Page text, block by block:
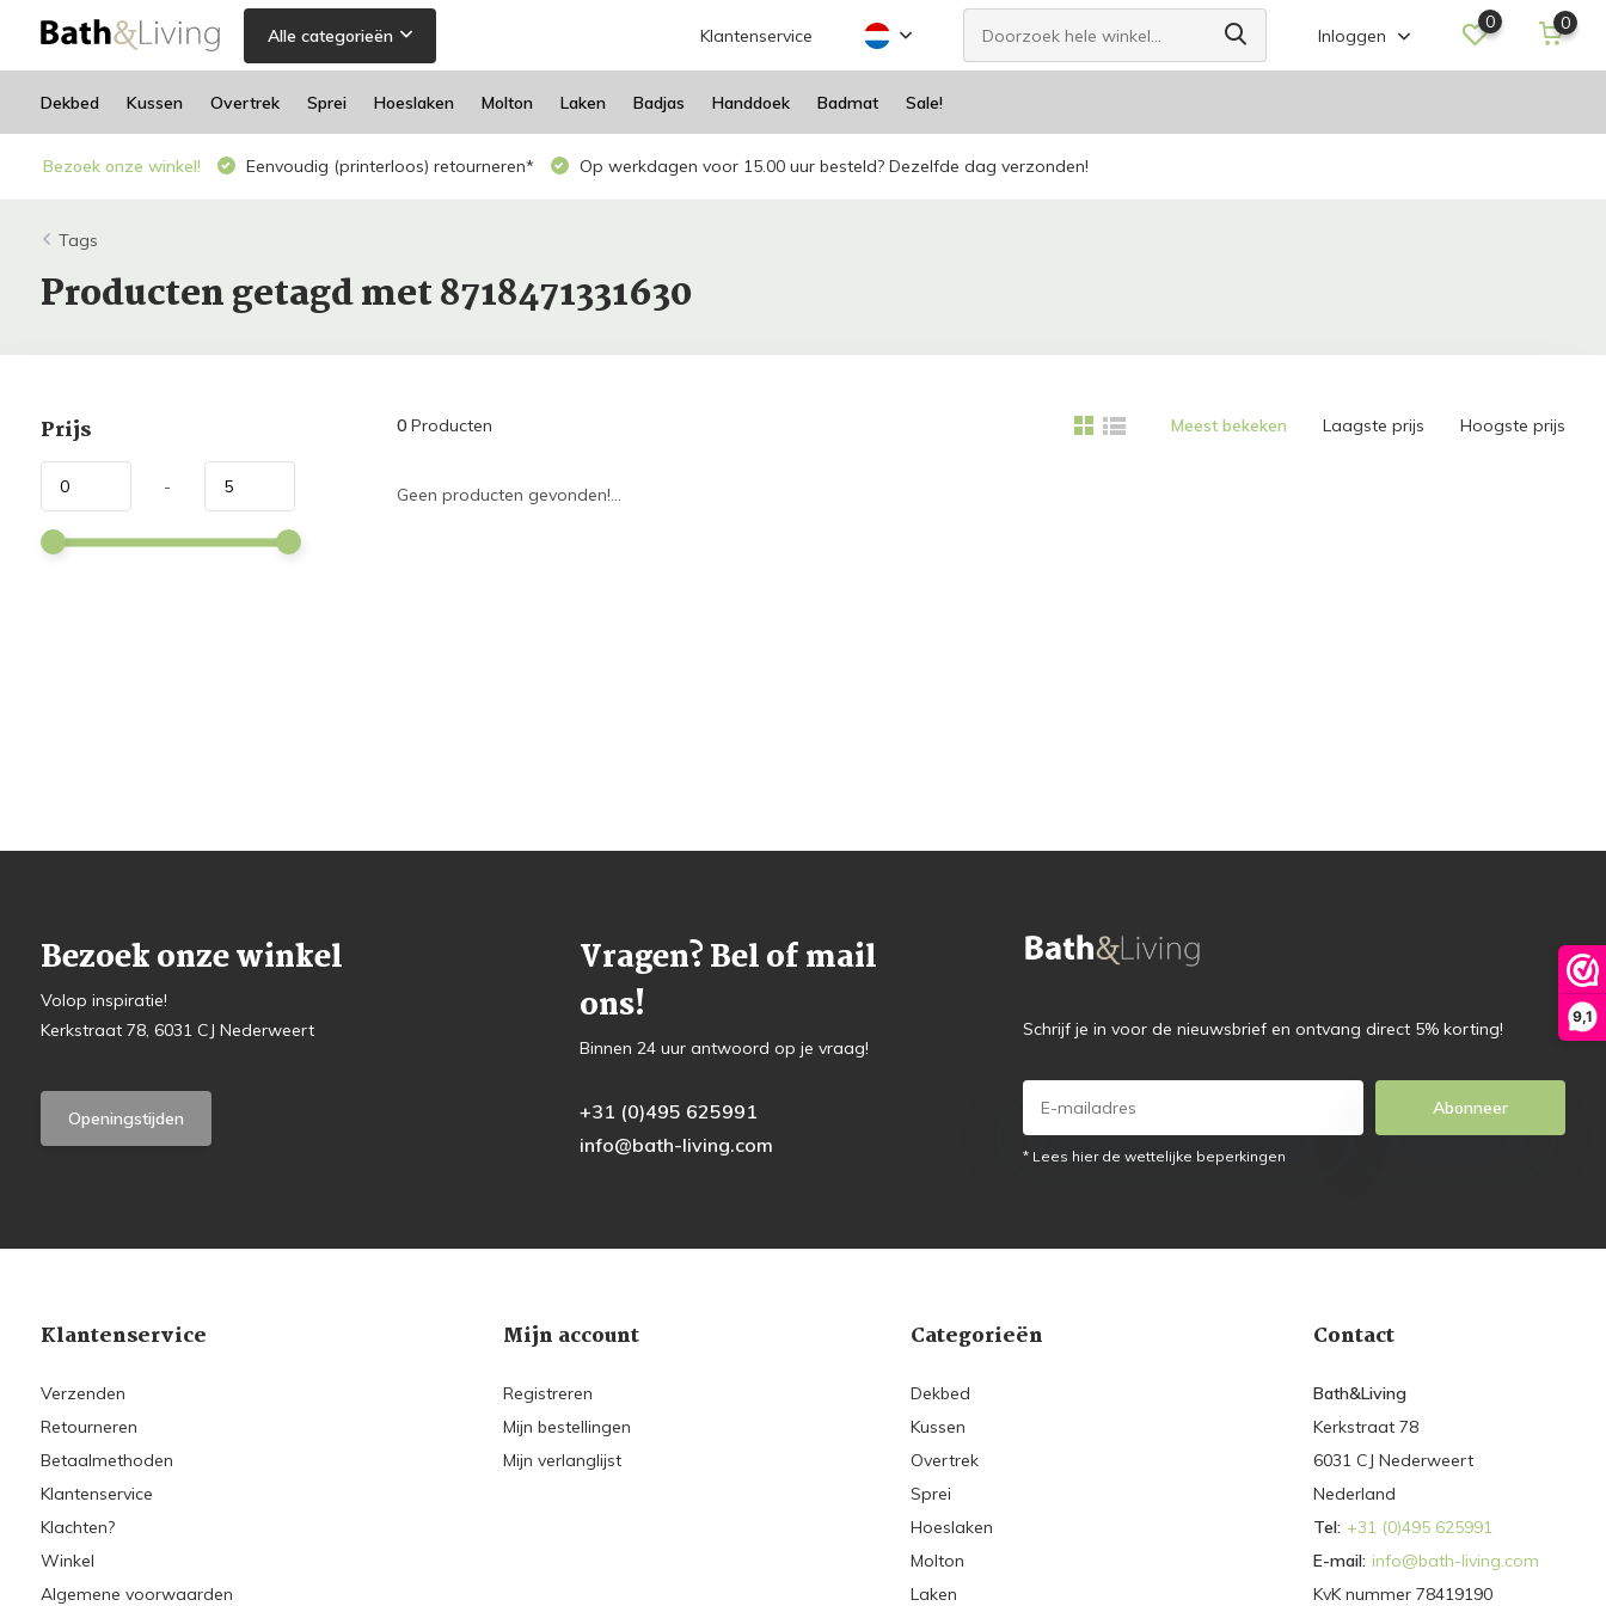
9,1
Alle categorieën Klantenservice Inloggen
0 0
Dekbed Kussen Overtrek Sprei Hoeslaken Molton Laken Badjas Handdoek Badmat Sale!
Bezoek onze winkel! Eenvoudig (printerloos) retourneren* Op werkdagen voor 15.00 uur besteld? Dezelfde dag verzonden!
Tags
Producten getagd met 8718471331630
Prijs
-
0Producten Meest bekeken Laagste prijs Hoogste prijs
Geen producten gevonden!...
Bezoek onze winkel
Volop inspiratie!
Kerkstraat 78, 6031 CJ Nederweert
Openingstijden
Vragen? Bel of mail
ons!
Binnen 24 uur antwoord op je vraag!
+31 (0)495 625991
info@bath-living.com
Schrijf je in voor de nieuwsbrief en ontvang direct 5% korting!
Abonneer
* Lees hier de wettelijke beperkingen
Klantenservice
Verzenden
Retourneren
Betaalmethoden
Klantenservice
Klachten?
Winkel
Algemene voorwaarden
Mijn account
Registreren
Mijn bestellingen
Mijn verlanglijst
Categorieën
Dekbed
Kussen
Overtrek
Sprei
Hoeslaken
Molton
Laken
Contact
Bath&Living
Kerkstraat 78
6031 CJ Nederweert
Nederland
Tel: +31 (0)495 625991
E-mail: info@bath-living.com
KvK nummer 78419190